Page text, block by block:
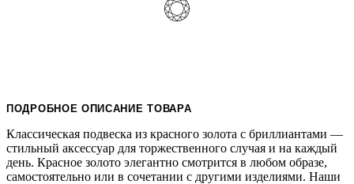
ПОДРОБНОЕ ОПИСАНИЕ ТОВАРА
Классическая подвеска из красного золота с бриллиантами —
стильный аксессуар для торжественного случая и на каждый
день. Красное золото элегантно смотрится в любом образе,
самостоятельно или в сочетании с другими изделиями. Наши